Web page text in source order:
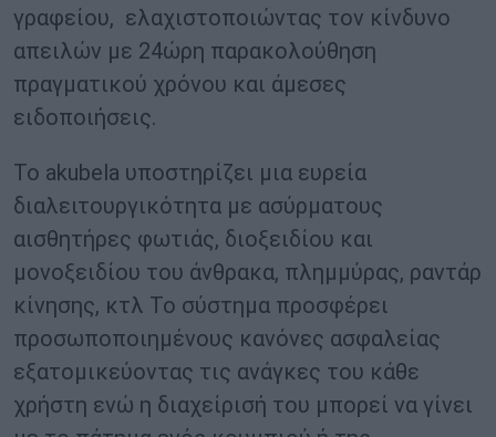
γραφείου, ελαχιστοποιώντας τον κίνδυνο
απειλών με 24ώρη παρακολούθηση
πραγματικού χρόνου και άμεσες
ειδοποιήσεις.
To akubela υποστηρίζει μια ευρεία
διαλειτουργικότητα με ασύρματους
αισθητήρες φωτιάς, διοξειδίου και
μονοξειδίου του άνθρακα, πλημμύρας, ραντάρ
κίνησης, κτλ Το σύστημα προσφέρει
προσωποποιημένους κανόνες ασφαλείας
εξατομικεύοντας τις ανάγκες του κάθε
χρήστη ενώ η διαχείρισή του μπορεί να γίνει